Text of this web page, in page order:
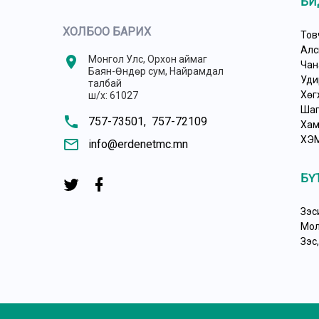
ХОЛБОО БАРИХ
location_on
Монгол Улс, Орхон аймаг
Баян-Өндөр сум, Найрамдал
талбай
ш/х: 61027
phone 757-73501, 757-72109
mail_outline info@erdenetmc.mn